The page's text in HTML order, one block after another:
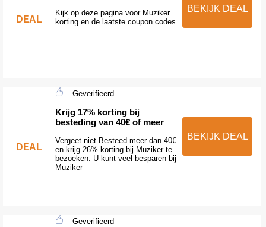
DEAL
Kijk op deze pagina voor Muziker
korting en de laatste coupon codes.
BEKIJK DEAL
DEAL
Geverifieerd
Krijg 17% korting bij
besteding van 40€ of meer
Vergeet niet Besteed meer dan 40€
en krijg 26% korting bij Muziker te
bezoeken. U kunt veel besparen bij
Muziker
BEKIJK DEAL
Geverifieerd